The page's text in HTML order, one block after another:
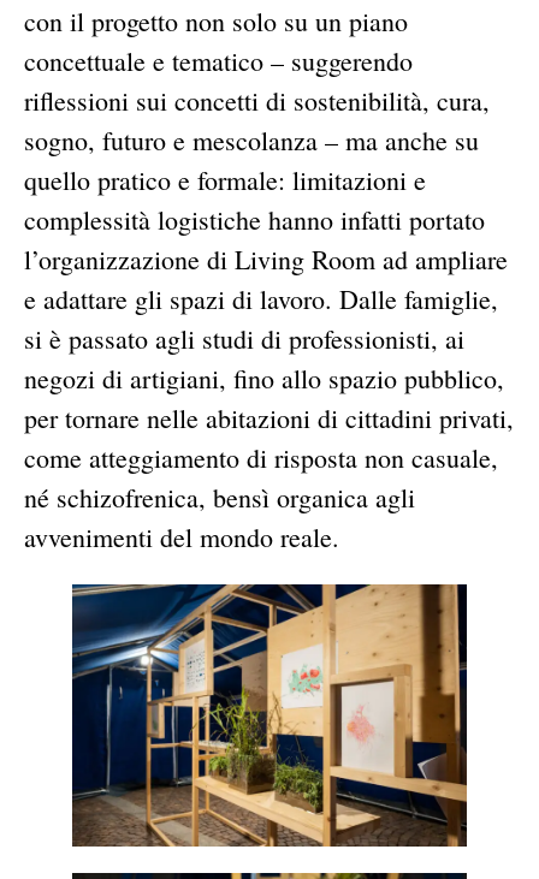
con il progetto non solo su un piano
concettuale e tematico – suggerendo
riflessioni sui concetti di sostenibilità, cura,
sogno, futuro e mescolanza – ma anche su
quello pratico e formale: limitazioni e
complessità logistiche hanno infatti portato
l’organizzazione di Living Room ad ampliare
e adattare gli spazi di lavoro. Dalle famiglie,
si è passato agli studi di professionisti, ai
negozi di artigiani, fino allo spazio pubblico,
per tornare nelle abitazioni di cittadini privati,
come atteggiamento di risposta non casuale,
né schizofrenica, bensì organica agli
avvenimenti del mondo reale.